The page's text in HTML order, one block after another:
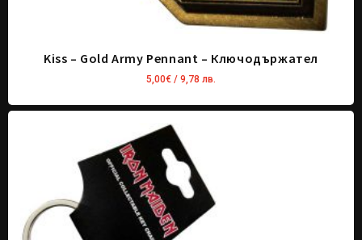
Kiss – Gold Army Pennant – Ключодържател
5,00€ / 9,78 лв.